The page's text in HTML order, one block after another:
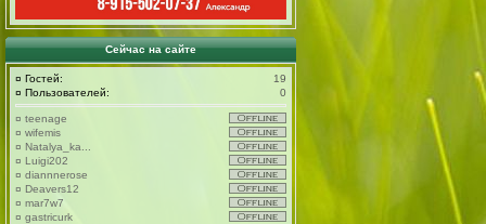
Сейчас на сайте
¤ Гостей:
19
¤ Пользователей: 0
¤ teenage
¤ wifemis
¤ Natalya_ka...
¤ Luigi202
¤ diannnerose
¤ Deavers12
¤ mar7w7
¤ gastricurk